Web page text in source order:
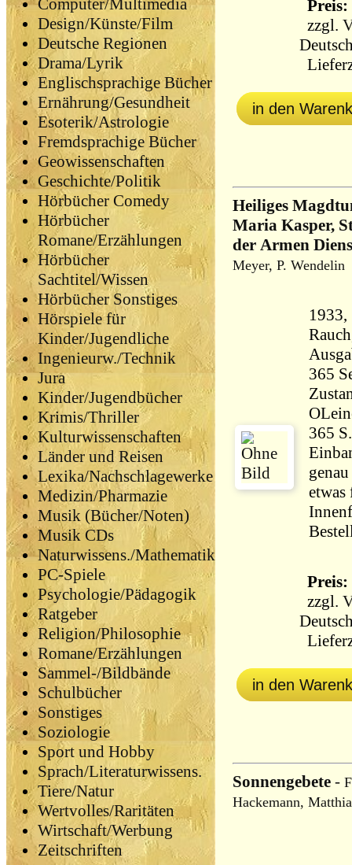
Computer/Multimedia
Design/Künste/Film
Deutsche Regionen
Drama/Lyrik
Englischsprachige Bücher
Ernährung/Gesundheit
Esoterik/Astrologie
Fremdsprachige Bücher
Geowissenschaften
Geschichte/Politik
Hörbücher Comedy
Hörbücher
Romane/Erzählungen
Hörbücher
Sachtitel/Wissen
Hörbücher Sonstiges
Hörspiele für
Kinder/Jugendliche
Ingenieurw./Technik
Jura
Kinder/Jugendbücher
Krimis/Thriller
Kulturwissenschaften
Länder und Reisen
Lexika/Nachschlagewerke
Medizin/Pharmazie
Musik (Bücher/Noten)
Musik CDs
Naturwissens./Mathematik
PC-Spiele
Psychologie/Pädagogik
Ratgeber
Religion/Philosophie
Romane/Erzählungen
Sammel-/Bildbände
Schulbücher
Sonstiges
Soziologie
Sport und Hobby
Sprach/Literaturwissens.
Tiere/Natur
Wertvolles/Raritäten
Wirtschaft/Werbung
Zeitschriften
Preis:
zzgl.
in den
Heiliges
Maria Kasper,
der Armen
Meyer, P. Wendelin
1933,
Rauch,
365
Preis:
zzgl.
in den
Sonnengebete -
Hackemann,